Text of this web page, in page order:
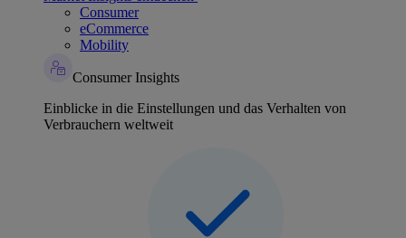
Consumer
eCommerce
Mobility
Consumer Insights
Einblicke in die Einstellungen und das Verhalten von
Verbrauchern weltweit